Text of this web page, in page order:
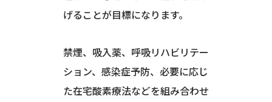
げることが目標になります。
禁煙、吸入薬、呼吸リハビリテー
ション、感染症予防、必要に応じ
た在宅酸素療法などを組み合わせ